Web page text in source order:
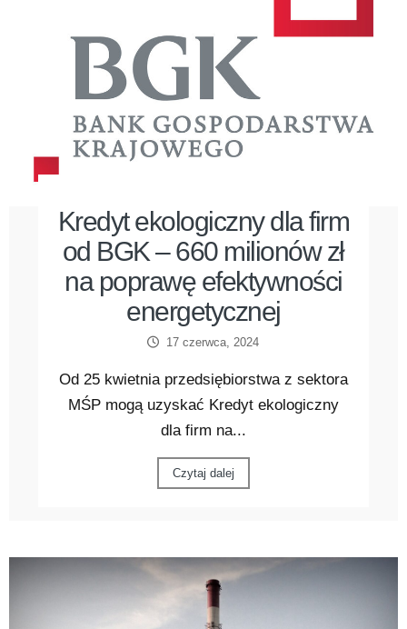
Kredyt ekologiczny dla firm
od BGK – 660 milionów zł
na poprawę efektywności
energetycznej
17 czerwca, 2024
Od 25 kwietnia przedsiębiorstwa z sektora
MŚP mogą uzyskać Kredyt ekologiczny
dla firm na...
Czytaj dalej